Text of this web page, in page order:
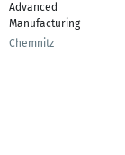
Advanced
Manufacturing
Chemnitz